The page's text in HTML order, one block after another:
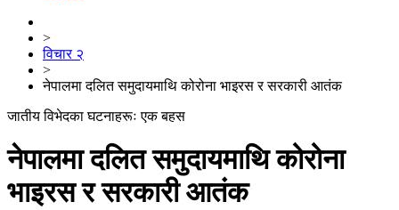
>
विचार २
>
नेपालमा दलित समुदायमाथि कोरोना भाइरस र सरकारी आतंक
जातीय विभेदका घटनाहरूः एक बहस
नेपालमा दलित समुदायमाथि कोरोना
भाइरस र सरकारी आतंक